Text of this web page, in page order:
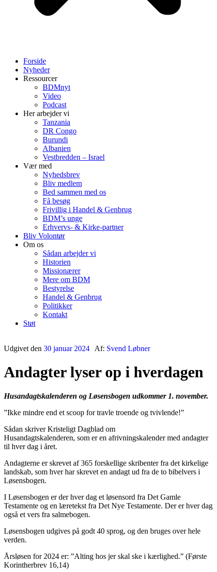
Forside
Nyheder
Ressourcer
BDMnyt
Video
Podcast
Her arbejder vi
Tanzania
DR Congo
Burundi
Albanien
Vestbredden – Israel
Vær med
Nyhedsbrev
Bliv medlem
Bed sammen med os
Få besøg
Frivillig i Handel & Genbrug
BDM’s unge
Erhvervs- & Kirke-partner
Bliv Volontør
Om os
Sådan arbejder vi
Historien
Missionærer
Mere om BDM
Bestyrelse
Handel & Genbrug
Politikker
Kontakt
Støt
Udgivet den 30 januar 2024 Af: Svend Løbner
Andagter lyser op i hverdagen
Husandagtskalenderen og Løsensbogen udkommer 1. november.
”Ikke mindre end et scoop for travle troende og tvivlende!”
Sådan skriver Kristeligt Dagblad om
Husandagtskalenderen, som er en afrivningskalender med andagter
til hver dag i året.
Andagterne er skrevet af 365 forskellige skribenter fra det kirkelige
landskab, som hver har skrevet en andagt ud fra de to bibelvers i
Løsensbogen.
I Løsensbogen er der hver dag et løsensord fra Det Gamle
Testamente og en læretekst fra Det Nye Testamente. Der er hver dag
også et vers fra salmebogen.
Løsensbogen udgives på godt 40 sprog, og den bruges over hele
verden.
Årsløsen for 2024 er: ”Alting hos jer skal ske i kærlighed.” (Første
Korintherbrev 16,14)